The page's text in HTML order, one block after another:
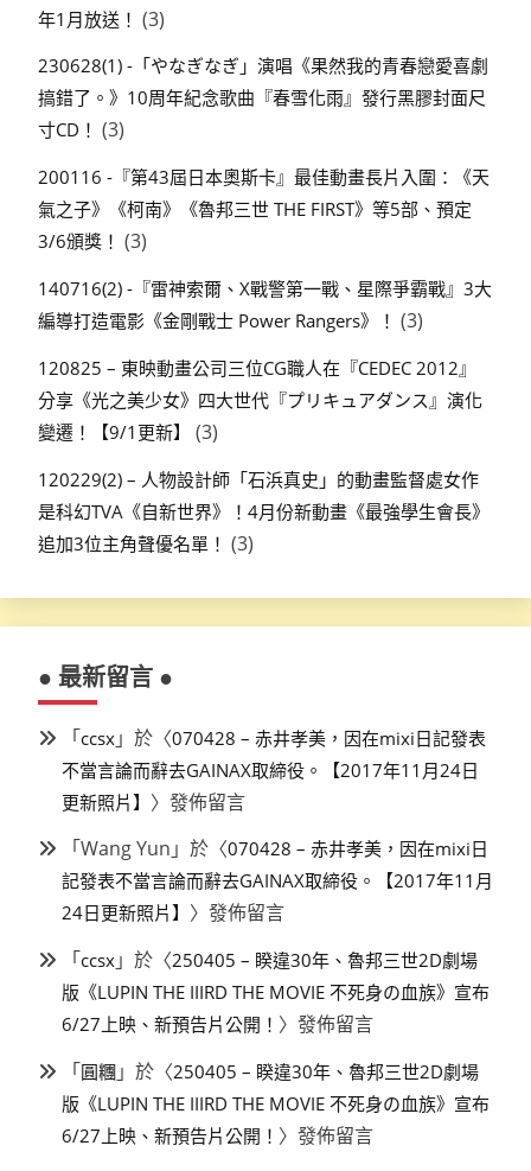
年1月放送！ (3)
230628(1) -「やなぎなぎ」演唱《果然我的青春戀愛喜劇
搞錯了。》10周年紀念歌曲『春雪化雨』發行黑膠封面尺
寸CD！ (3)
200116 -『第43屆日本奧斯卡』最佳動畫長片入圍：《天
氣之子》《柯南》《魯邦三世 THE FIRST》等5部、預定
3/6頒獎！ (3)
140716(2) -『雷神索爾、X戰警第一戰、星際爭霸戰』3大
編導打造電影《金剛戰士 Power Rangers》！ (3)
120825 – 東映動畫公司三位CG職人在『CEDEC 2012』
分享《光之美少女》四大世代『プリキュアダンス』演化
變遷！【9/1更新】
(3)
120229(2) – 人物設計師「石浜真史」的動畫監督處女作
是科幻TVA《自新世界》！4月份新動畫《最強學生會長》
追加3位主角聲優名單！ (3)
● 最新留言 ●
「ccsx 」於〈070428 – 赤井孝美，因在mixi日記發表
不當言論而辭去GAINAX取締役。【2017年11月24日
更新照片】 〉發佈留言
「Wang Yun 」於〈070428 – 赤井孝美，因在mixi日
記發表不當言論而辭去GAINAX取締役。【2017年11月
24日更新照片】 〉發佈留言
「ccsx 」於〈250405 – 睽違30年、魯邦三世2D劇場
版《LUPIN THE IIIRD THE MOVIE 不死身の血族》宣布
6/27上映、新預告片公開！ 〉發佈留言
「圓糰 」於〈250405 – 睽違30年、魯邦三世2D劇場
版《LUPIN THE IIIRD THE MOVIE 不死身の血族》宣布
6/27上映、新預告片公開！ 〉發佈留言